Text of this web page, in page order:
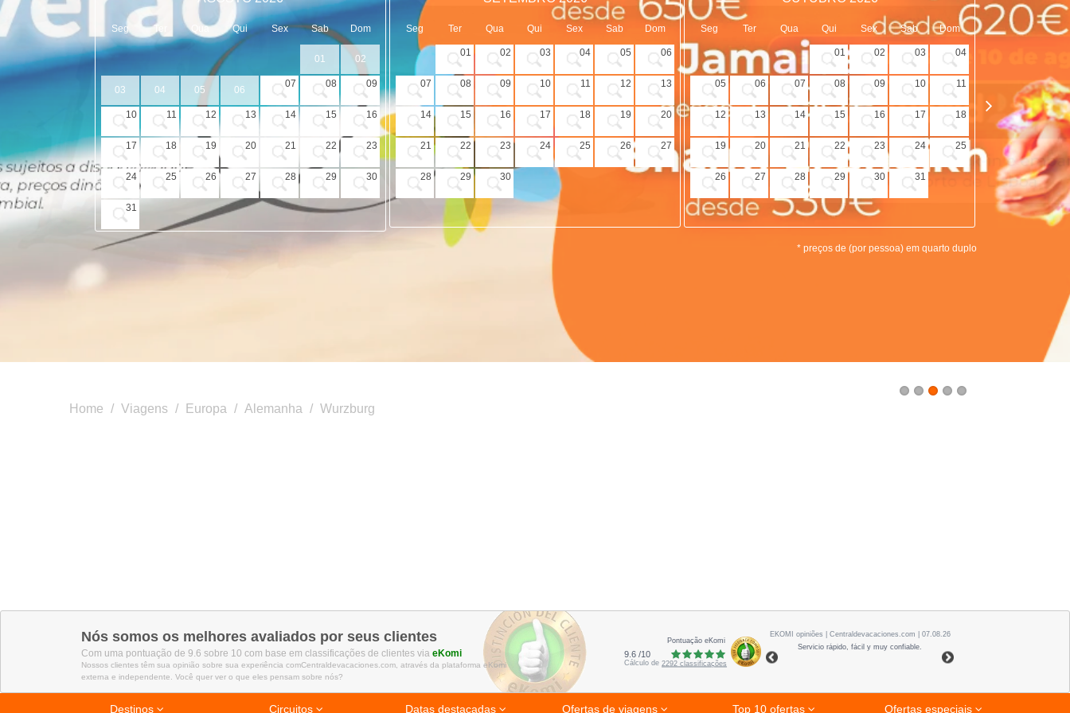
1 2 3 4 5
Seg Ter Qua Qui Sex Sab Dom
01 02
03 04 05 06
07 08 09
10 11 12 13 14 15 16
17 18 19 20 21 22 23
24 25 26 27 28 29 30
31
Seg Ter Qua Qui Sex Sab Dom
01 02 03 04 05 06
07 08 09 10 11 12 13
14 15 16 17 18 19 20
21 22 23 24 25 26 27
28 29 30
Seg Ter Qua Qui Sex Sab Dom
01 02 03 04
05 06 07 08 09 10 11
12 13 14 15 16 17 18
19 20 21 22 23 24 25
26 27 28 29 30 31
Seg Ter
03
09 10
16 17
23 24
30
* preços de (por pessoa) em quarto duplo
Home / Viagens / Europa / Alemanha / Wurzburg
Nós somos os melhores avaliados por seus clientes
Com uma pontuação de 9.6 sobre 10 com base em classificações de clientes via eKomi
Nossos clientes têm sua opinião sobre sua experiência comCentraldevacaciones.com, através da plataforma eKomi
externa e independente. Você quer ver o que eles pensam sobre nós?
Pontuação eKomi
9.6/10
Cálculo de2292classificações
EKOMI opiniões
| Centraldevacaciones.com | 07.08.26
Servicio rápido, fácil y muy confiable.
Destinos Circuitos Datas destacadas Ofertas de viagens Top 10 ofertas Ofertas especiais